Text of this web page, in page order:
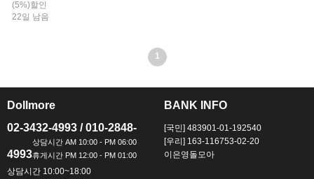
(5%)할인
22일 남음
1
Dollmore
02-3432-4993 / 010-2848-
4993
상담시간 10:00~18:00
BANK INFO
[국민] 483901-01-192540
[우리] 163-116753-02-20
이은영돌모아